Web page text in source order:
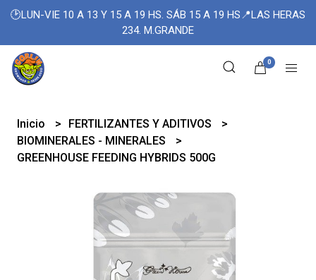
🕑LUN-VIE 10 A 13 Y 15 A 19 HS. SÁB 15 A 19 HS📍LAS HERAS
234. M.GRANDE
0
Inicio
FERTILIZANTES Y ADITIVOS
BIOMINERALES - MINERALES
GREENHOUSE FEEDING HYBRIDS 500G